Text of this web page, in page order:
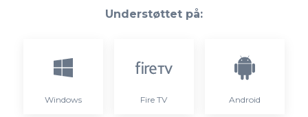
Understøttet på:
Windows Fire TV Android